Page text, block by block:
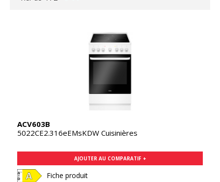
ACV603B
5022CE2.316eEMsKDW Cuisinières
AJOUTER AU COMPARATIF +
Fiche produit